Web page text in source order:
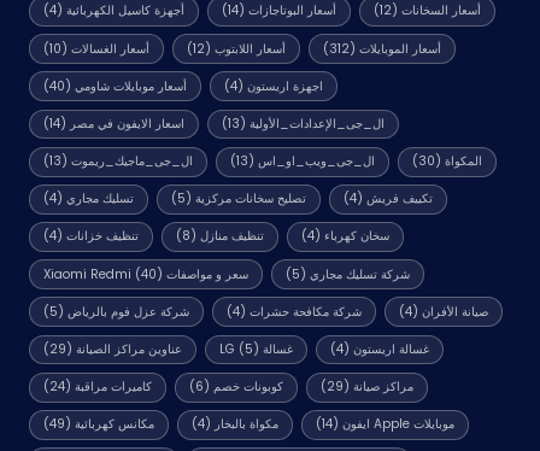
أجهزة كاسيل الكهربائية(4) أسعار البوتاجازات (14) أسعار السخانات (12)
أسعار الغسالات(10) أسعار اللابتوب (12) أسعار الموبايلات (312)
أسعار موبايلات شاومي(40) اجهزة اريستون (4)
اسعار الايفون في مصر (14) ال_جى_الإعدادات_الأولية (13)
ال_جى_ماجيك_ريموت(13) ال_جى_ويب_او_اس (13) المكواة (30)
تسليك مجاري(4) تصليح سخانات مركزية (5) تكييف فريش (4)
تنظيف خزانات(4) تنظيف منازل (8) سخان كهرباء (4)
سعر و مواصفات Xiaomi Redmi (40) شركة تسليك مجاري (5)
شركة عزل فوم بالرياض(5) شركة مكافحة حشرات (4) صيانة الأفران (4)
عناوين مراكز الصيانة(29) غسالة LG (5) غسالة اريستون (4)
كاميرات مراقبة(24) كوبونات خصم (6) مراكز صيانة (29)
مكانس كهربائية(49) مكواة بالبخار (4) موبايلات Apple ايفون (14)